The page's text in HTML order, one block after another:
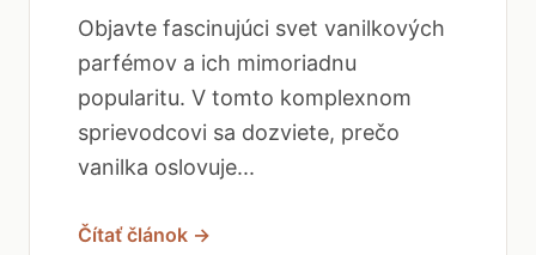
Objavte fascinujúci svet vanilkových
parfémov a ich mimoriadnu
popularitu. V tomto komplexnom
sprievodcovi sa dozviete, prečo
vanilka oslovuje...
Čítať článok →